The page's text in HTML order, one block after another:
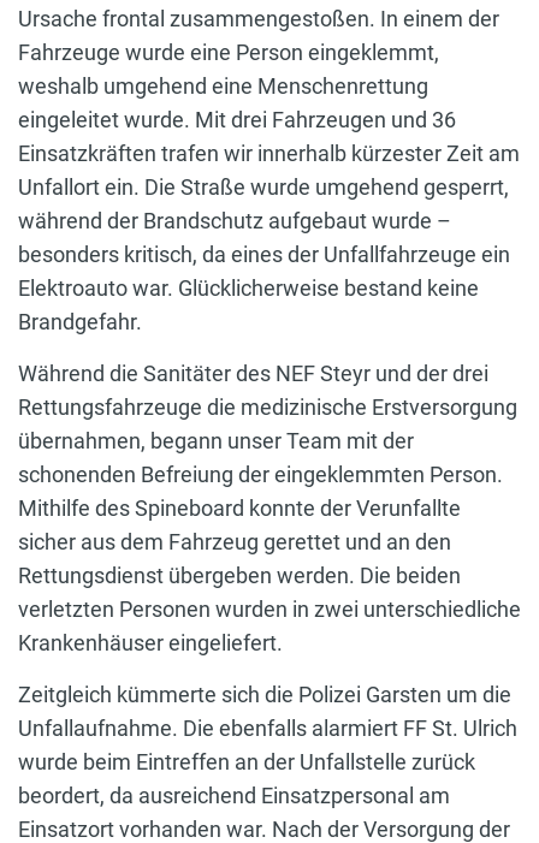
Ursache frontal zusammengestoßen. In einem der
Fahrzeuge wurde eine Person eingeklemmt,
weshalb umgehend eine Menschenrettung
eingeleitet wurde. Mit drei Fahrzeugen und 36
Einsatzkräften trafen wir innerhalb kürzester Zeit am
Unfallort ein. Die Straße wurde umgehend gesperrt,
während der Brandschutz aufgebaut wurde –
besonders kritisch, da eines der Unfallfahrzeuge ein
Elektroauto war. Glücklicherweise bestand keine
Brandgefahr.
Während die Sanitäter des NEF Steyr und der drei
Rettungsfahrzeuge die medizinische Erstversorgung
übernahmen, begann unser Team mit der
schonenden Befreiung der eingeklemmten Person.
Mithilfe des Spineboard konnte der Verunfallte
sicher aus dem Fahrzeug gerettet und an den
Rettungsdienst übergeben werden. Die beiden
verletzten Personen wurden in zwei unterschiedliche
Krankenhäuser eingeliefert.
Zeitgleich kümmerte sich die Polizei Garsten um die
Unfallaufnahme. Die ebenfalls alarmiert FF St. Ulrich
wurde beim Eintreffen an der Unfallstelle zurück
beordert, da ausreichend Einsatzpersonal am
Einsatzort vorhanden war. Nach der Versorgung der